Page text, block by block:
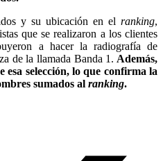
y su ubicación en el ranking,
que se realizaron a los clientes
a hacer la radiografía de
de la llamada Banda 1. Además,
selección, lo que confirma la
sumados al ranking.